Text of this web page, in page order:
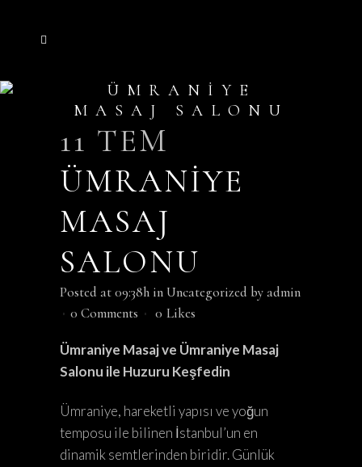
ÜMRANIYE
MASAJ SALONU
11 TEM
ÜMRANIYE
MASAJ
SALONU
Posted at 09:38h inUncategorized byadmin
0 Comments
0 Likes
Ümraniye Masaj ve Ümraniye Masaj
Salonu ile Huzuru Keşfedin
Ümraniye, hareketli yapısı ve yoğun
temposu ile bilinen İstanbul’un en
dinamik semtlerinden biridir. Günlük